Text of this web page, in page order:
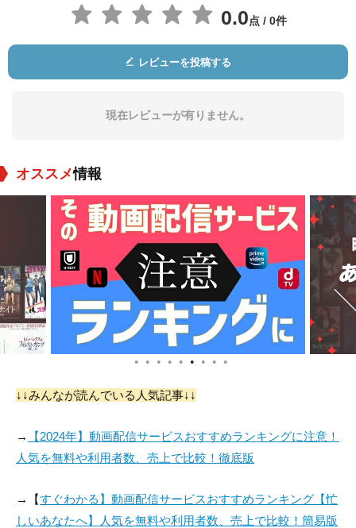
Richard Ruccolo Bryan Ross Nelson Mashita
Ron Roggé
役：Roger
George Ketsios
役：Hotel Clerk
Dana Cuomo
役：Rachel
役：Nurse
役：Paramedic (unc
0.0点 / 0件
レビューを投稿する
現在レビューが有りません。
オススメ情報
● ● ● ● ● ● ● ● ●
↓↓みんなが読んでいる人気記事↓↓
→
【2024年】動画配信サービスおすすめランキングに注意！
人気を無料や利用者数、売上で比較！徹底版
→【すぐわかる】動画配信サービスおすすめランキング【忙
しいあなたへ】人気を無料や利用者数、売上で比較！簡易版